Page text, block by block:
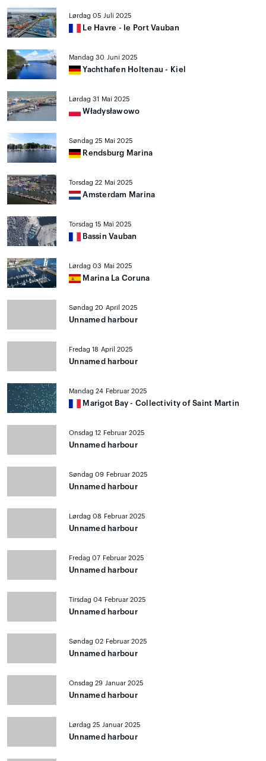
Lørdag 05 Juli 2025
Le Havre - le Port Vauban
Mandag 30 Juni 2025
Yachthafen Holtenau - Kiel
Lørdag 31 Mai 2025
Władysławowo
Søndag 25 Mai 2025
Rendsburg Marina
Torsdag 22 Mai 2025
Amsterdam Marina
Torsdag 15 Mai 2025
Bassin Vauban
Lørdag 03 Mai 2025
Marina La Coruna
Søndag 20 April 2025
Unnamed harbour
Fredag 18 April 2025
Unnamed harbour
Mandag 24 Februar 2025
Marigot Bay - Collectivity of Saint Martin
Onsdag 12 Februar 2025
Unnamed harbour
Søndag 09 Februar 2025
Unnamed harbour
Lørdag 08 Februar 2025
Unnamed harbour
Fredag 07 Februar 2025
Unnamed harbour
Tirsdag 04 Februar 2025
Unnamed harbour
Søndag 02 Februar 2025
Unnamed harbour
Onsdag 29 Januar 2025
Unnamed harbour
Lørdag 25 Januar 2025
Unnamed harbour